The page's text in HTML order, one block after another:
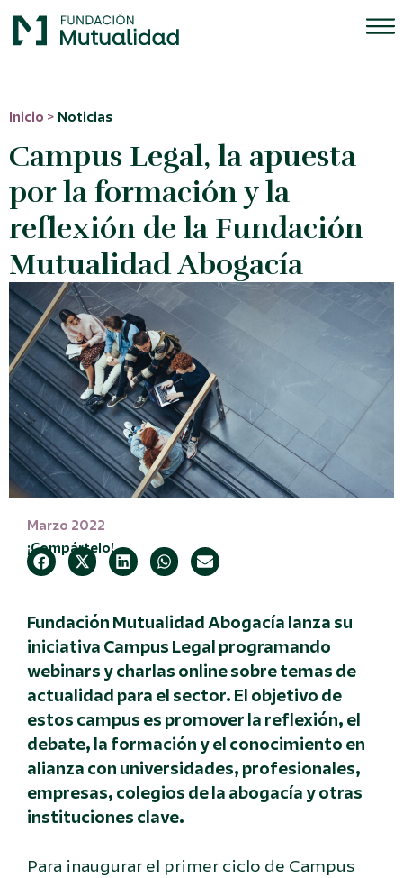
Inicio > Noticias
Campus Legal, la apuesta
por la formación y la
reflexión de la Fundación
Mutualidad Abogacía
Marzo 2022
¡Compártelo!
Fundación Mutualidad Abogacía lanza su
iniciativa Campus Legal programando
webinars y charlas online sobre temas de
actualidad para el sector. El objetivo de
estos campus es promover la reflexión, el
debate, la formación y el conocimiento en
alianza con universidades, profesionales,
empresas, colegios de la abogacía y otras
instituciones clave.
Para inaugurar el primer ciclo de Campus